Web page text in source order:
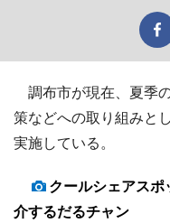
調布市が現在、夏季
策などへの取り組みと
実施している。
クールシェアス
介するだるチャン